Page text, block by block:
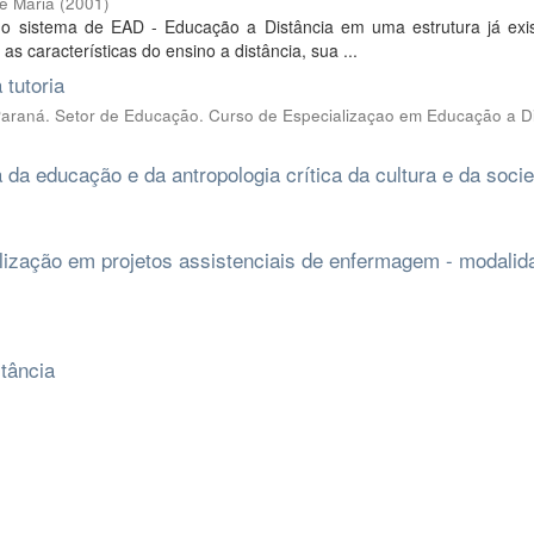
sistema de EAD - Educação a Distância em uma estrutura já
características do ensino a distância, sua ...
tutoria
Setor de Educação. Curso de Especializaçao em Educação a
educação e da antropologia crítica da cultura e da
em projetos assistenciais de enfermagem -